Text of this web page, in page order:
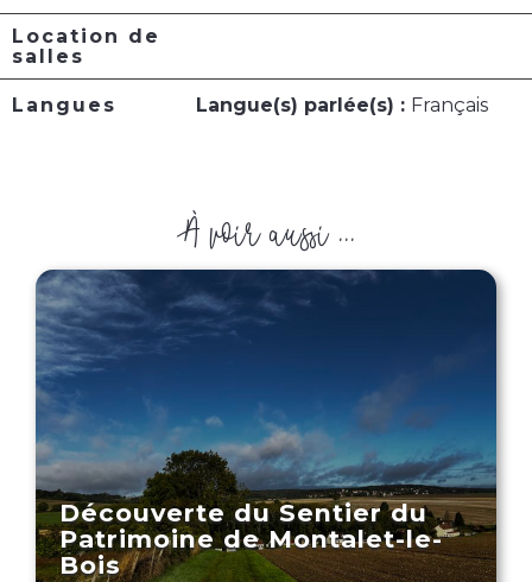
Location de
salles
Langues Langue(s) parlée(s) : Français
À voir aussi ...
Découverte du Sentier du
Patrimoine de Montalet-le-
Bois